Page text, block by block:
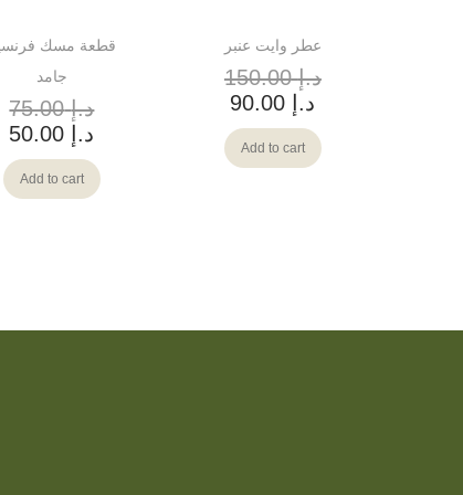
قطعة مسك
جامد
د.إ75.00
د.إ
Add to cart
عطر وايت عنبر
د.إ150.00
د.إ
Add to cart